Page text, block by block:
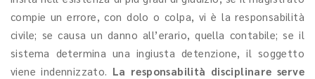
compie un errore, con dolo o colpa, vi è la responsabilità
civile; se causa un danno all’erario, quella contabile; se il
sistema determina una ingiusta detenzione, il soggetto
viene indennizzato. La responsabilità disciplinare serve